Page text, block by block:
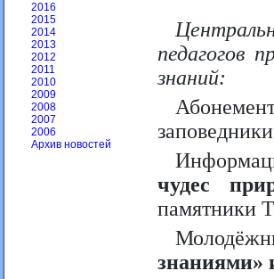
2016
2015
2014
2013
2012
2011
2010
2009
2008
2007
2006
Архив новостей
педагогов
знаний:
чудес
памятники
знаниями»